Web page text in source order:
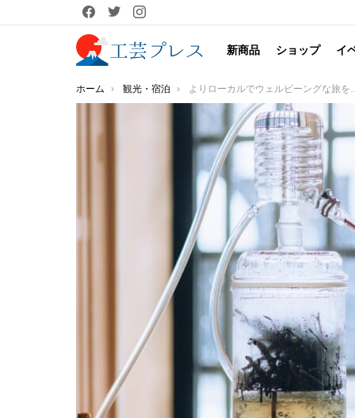
facebooktwitterinstagram
新商品 ショップ イ
You are here:
ホーム 観光・宿泊 よりローカルでウェルビーングな旅を！ IORI STAY宿泊ゲスト限定・飛騨の自然や暮らしの文化に溶け込む「3つのアクティビティ体験」をリリースしました。